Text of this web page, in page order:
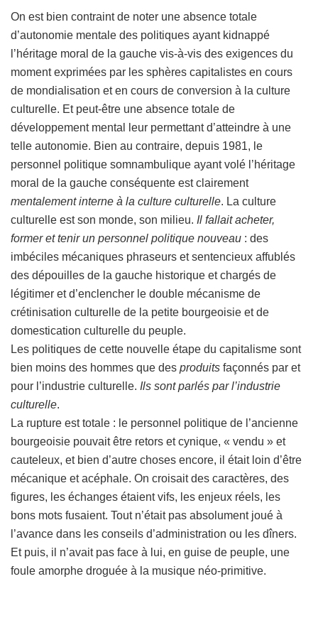
On est bien contraint de noter une absence totale
d’autonomie mentale des politiques ayant kidnappé
l’héritage moral de la gauche vis-à-vis des exigences du
moment exprimées par les sphères capitalistes en cours
de mondialisation et en cours de conversion à la culture
culturelle. Et peut-être une absence totale de
développement mental leur permettant d’atteindre à une
telle autonomie. Bien au contraire, depuis 1981, le
personnel politique somnambulique ayant volé l’héritage
moral de la gauche conséquente est clairement
mentalement interne à la culture culturelle. La culture
culturelle est son monde, son milieu. Il fallait acheter,
former et tenir un personnel politique nouveau : des
imbéciles mécaniques phraseurs et sentencieux affublés
des dépouilles de la gauche historique et chargés de
légitimer et d’enclencher le double mécanisme de
crétinisation culturelle de la petite bourgeoisie et de
domestication culturelle du peuple.
Les politiques de cette nouvelle étape du capitalisme sont
bien moins des hommes que des produits façonnés par et
pour l’industrie culturelle. Ils sont parlés par l’industrie
culturelle.
La rupture est totale : le personnel politique de l’ancienne
bourgeoisie pouvait être retors et cynique, « vendu » et
cauteleux, et bien d’autre choses encore, il était loin d’être
mécanique et acéphale. On croisait des caractères, des
figures, les échanges étaient vifs, les enjeux réels, les
bons mots fusaient. Tout n’était pas absolument joué à
l’avance dans les conseils d’administration ou les dîners.
Et puis, il n’avait pas face à lui, en guise de peuple, une
foule amorphe droguée à la musique néo-primitive.